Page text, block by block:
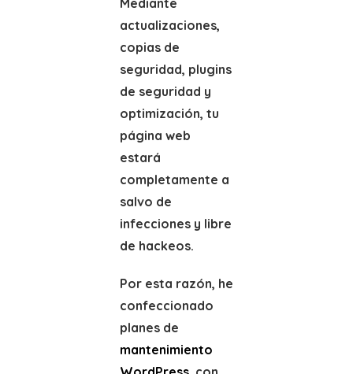
Mediante
actualizaciones,
copias de
seguridad, plugins
de seguridad y
optimización, tu
página web
estará
completamente a
salvo de
infecciones y libre
de hackeos.
Por esta razón, he
confeccionado
planes de
mantenimiento